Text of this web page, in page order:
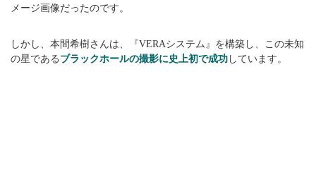
メージ画像だったのです。
しかし、本間希樹さんは、『VERAシステム』を構築し、この未知
の星である ブラックホールの撮影に史上初で成功 しています。